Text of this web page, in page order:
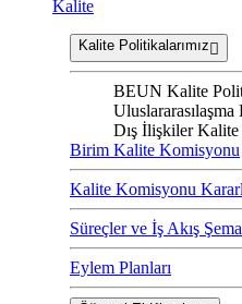
Kalite
Kalite Politikalarımız
BEUN Kalite
Uluslararasılaşma
Dış İlişkiler Kalite
Birim Kalite Komisyonu
Kalite Komisyonu
Süreçler ve İş Akış
Eylem Planları